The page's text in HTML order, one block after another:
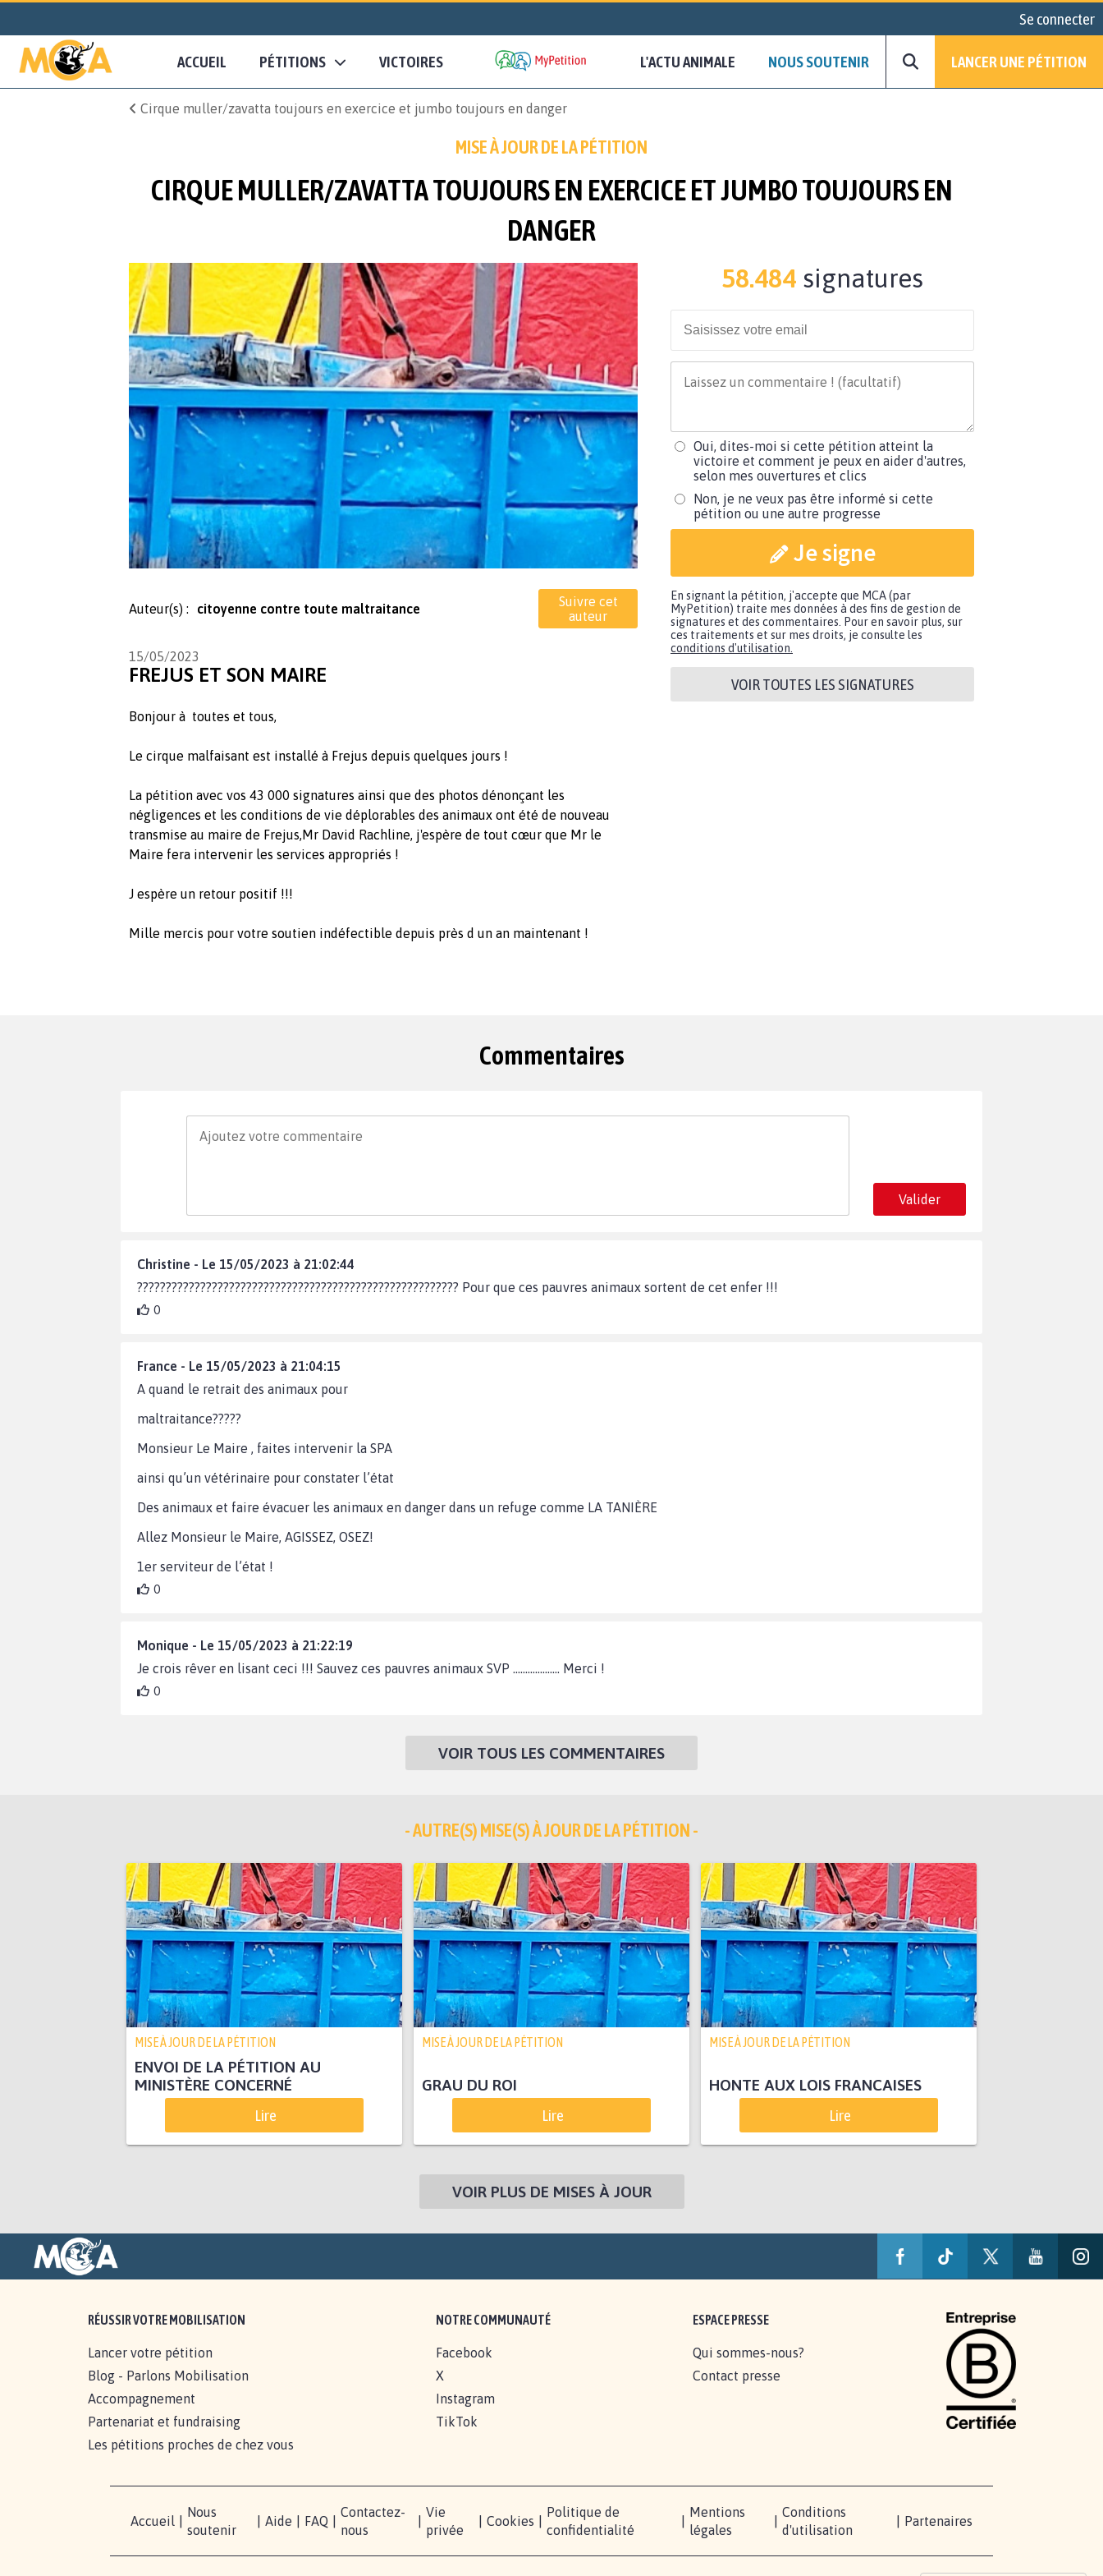
Se connecter
ACCUEIL PÉTITIONS VICTOIRES L'ACTU ANIMALE NOUS SOUTENIR LANCER UNE PÉTITION
Cirque muller/zavatta toujours en exercice et jumbo toujours en danger
MISE À JOUR DE LA PÉTITION
CIRQUE MULLER/ZAVATTA TOUJOURS EN EXERCICE ET JUMBO TOUJOURS EN
DANGER
Auteur(s) : citoyenne contre toute maltraitance
Suivre cet
auteur
15/05/2023
FREJUS ET SON MAIRE
Bonjour à toutes et tous,
Le cirque malfaisant est installé à Frejus depuis quelques jours !
La pétition avec vos 43 000 signatures ainsi que des photos dénonçant les
négligences et les conditions de vie déplorables des animaux ont été de nouveau
transmise au maire de Frejus,Mr David Rachline, j'espère de tout cœur que Mr le
Maire fera intervenir les services appropriés !
J espère un retour positif !!!
Mille mercis pour votre soutien indéfectible depuis près d un an maintenant !
58.484 signatures
Oui, dites-moi si cette pétition atteint la
victoire et comment je peux en aider d'autres,
selon mes ouvertures et clics
Non, je ne veux pas être informé si cette
pétition ou une autre progresse
Je signe
En signant la pétition, j'accepte que MCA (par
MyPetition) traite mes données à des fins de gestion de
signatures et des commentaires. Pour en savoir plus, sur
ces traitements et sur mes droits, je consulte les
conditions d'utilisation.
VOIR TOUTES LES SIGNATURES
Commentaires
Valider
Christine - Le 15/05/2023 à 21:02:44
???????????????????????????????????????????????????????? Pour que ces pauvres animaux sortent de cet enfer !!!
0
France - Le 15/05/2023 à 21:04:15
A quand le retrait des animaux pour
maltraitance?????
Monsieur Le Maire , faites intervenir la SPA
ainsi qu’un vétérinaire pour constater l’état
Des animaux et faire évacuer les animaux en danger dans un refuge comme LA TANIÈRE
Allez Monsieur le Maire, AGISSEZ, OSEZ!
1er serviteur de l’état !
0
Monique - Le 15/05/2023 à 21:22:19
Je crois rêver en lisant ceci !!! Sauvez ces pauvres animaux SVP ................... Merci !
0
VOIR TOUS LES COMMENTAIRES
- AUTRE(S) MISE(S) À JOUR DE LA PÉTITION -
MISE À JOUR DE LA PÉTITION
ENVOI DE LA PÉTITION AU
MINISTÈRE CONCERNÉ
Lire
MISE À JOUR DE LA PÉTITION
GRAU DU ROI
Lire
MISE À JOUR DE LA PÉTITION
HONTE AUX LOIS FRANCAISES
Lire
VOIR PLUS DE MISES À JOUR
RÉUSSIR VOTRE MOBILISATION
Lancer votre pétition
Blog - Parlons Mobilisation
Accompagnement
Partenariat et fundraising
Les pétitions proches de chez vous
NOTRE COMMUNAUTÉ
Facebook
X
Instagram
TikTok
ESPACE PRESSE
Qui sommes-nous?
Contact presse
Accueil
Nous
soutenir
Aide FAQ
Contactez-
nous
Vie
privée
Cookies
Politique de
confidentialité
Mentions
légales
Conditions
d'utilisation
Partenaires